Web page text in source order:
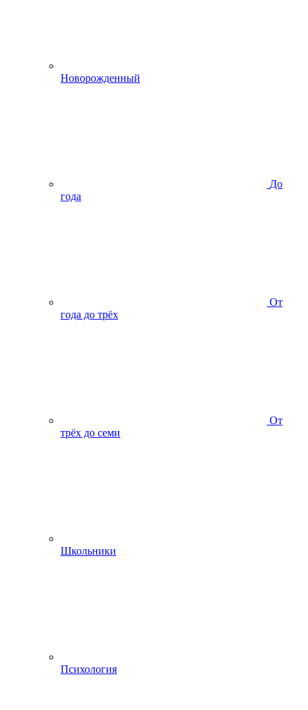
Новорожденный
До
года
От
года до трёх
От
трёх до семи
Школьники
Психология